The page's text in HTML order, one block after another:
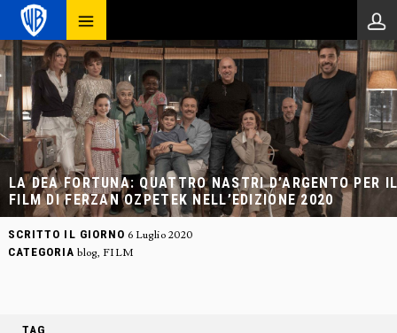
LA DEA FORTUNA: QUATTRO NASTRI D’ARGENTO PER
FILM DI FERZAN OZPETEK NELL’EDIZIONE 2020
SCRITTO IL GIORNO 6 Luglio 2020
CATEGORIA blog, FILM
TAG